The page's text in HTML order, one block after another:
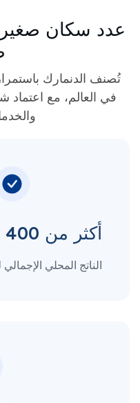
عدد سكان صغير
تُصنف الدنمارك
في العالم، مع اعتماد
أكثر من 400 مليار دولار
الناتج المحلي